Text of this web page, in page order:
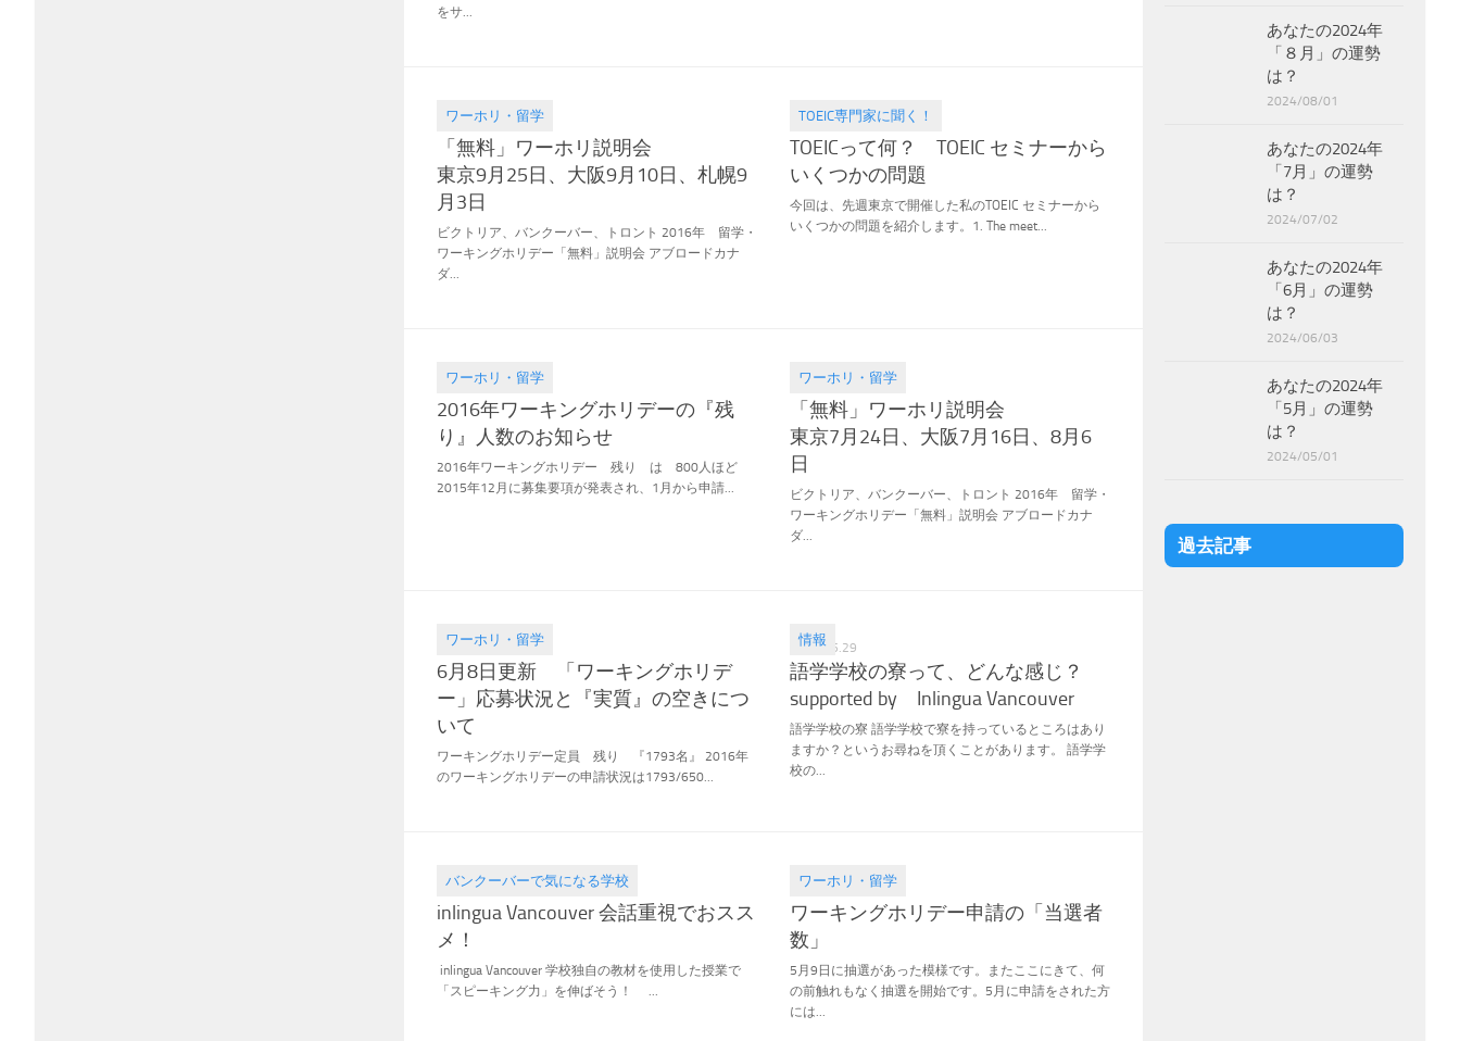
をサ...
ワーホリ・留学
2016.08.21
「無料」ワーホリ説明会
東京9月25日、大阪9月10日、札幌9
月3日
ビクトリア、バンクーバー、トロント 2016年 留学・
ワーキングホリデー「無料」説明会 アブロードカナ
ダ...
TOEIC専門家に聞く！
2016.07.31
TOEICって何？ TOEIC セミナーから
いくつかの問題
今回は、先週東京で開催した私のTOEIC セミナーから
いくつかの問題を紹介します。1. The meet...
ワーホリ・留学
2016.07.19
2016年ワーキングホリデーの『残
り』人数のお知らせ
2016年ワーキングホリデー 残り は 800人ほど
2015年12月に募集要項が発表され、1月から申請...
ワーホリ・留学
2016.06.26
「無料」ワーホリ説明会
東京7月24日、大阪7月16日、8月6
日
ビクトリア、バンクーバー、トロント 2016年 留学・
ワーキングホリデー「無料」説明会 アブロードカナ
ダ...
ワーホリ・留学
2016.06.09
6月8日更新 「ワーキングホリデ
ー」応募状況と『実質』の空きにつ
いて
ワーキングホリデー定員 残り 『1793名』 2016年
のワーキングホリデーの申請状況は1793/650...
情報
2016.05.29
語学学校の寮って、どんな感じ？
supported by Inlingua Vancouver
語学学校の寮 語学学校で寮を持っているところはあり
ますか？というお尋ねを頂くことがあります。 語学学
校の...
バンクーバーで気になる学校
2016.05.16
inlingua Vancouver 会話重視でおスス
メ！
inlingua Vancouver 学校独自の教材を使用した授業で
「スピーキング力」を伸ばそう！ ...
ワーホリ・留学
2016.05.12
ワーキングホリデー申請の「当選者
数」
5月9日に抽選があった模様です。またここにきて、何
の前触れもなく抽選を開始です。5月に申請をされた方
には...
あなたの2024年
「８月」の運勢
は？
2024/08/01
あなたの2024年
「7月」の運勢
は？
2024/07/02
あなたの2024年
「6月」の運勢
は？
2024/06/03
あなたの2024年
「5月」の運勢
は？
2024/05/01
過去記事